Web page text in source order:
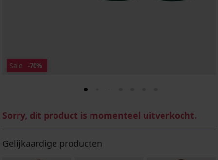
Sale -70%
Sorry, dit product is momenteel uitverkocht.
Gelijkaardige producten